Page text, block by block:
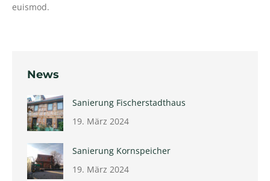
euismod.
News
Sanierung Fischerstadthaus
19. März 2024
Sanierung Kornspeicher
19. März 2024